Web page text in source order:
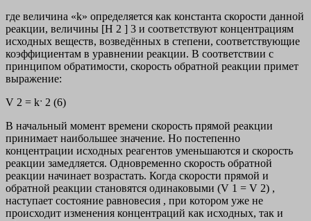
где величина «k» определяется как константа скорости данной
реакции, величины [Н 2 ] 3 и соответствуют концентрациям
исходных веществ, возведённых в степени, соответствующие
коэффициентам в уравнении реакции. В соответствии с
принципом обратимости, скорость обратной реакции примет
выражение:
V 2 = kˑ 2 (6)
В начальный момент времени скорость прямой реакции
принимает наибольшее значение. Но постепенно
концентрации исходных реагентов уменьшаются и скорость
реакции замедляется. Одновременно скорость обратной
реакции начинает возрастать. Когда скорости прямой и
обратной реакции становятся одинаковыми (V 1 = V 2) ,
наступает состояние равновесия , при котором уже не
происходит изменения концентраций как исходных, так и